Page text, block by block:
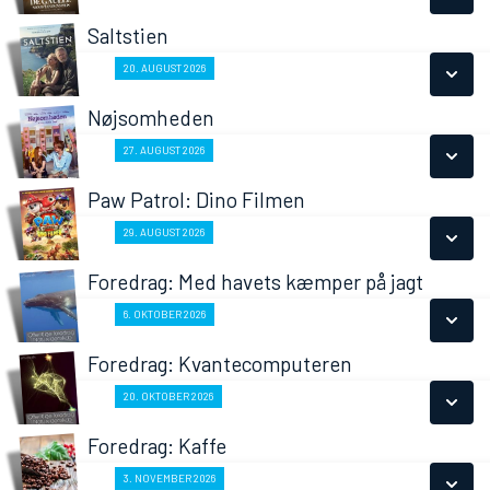
SE ALLE DAGE
Saltstien
20. AUGUST 2026
SE ALLE DAGE
Nøjsomheden
27. AUGUST 2026
SE ALLE DAGE
Paw Patrol: Dino Filmen
29. AUGUST 2026
SE ALLE DAGE
Foredrag: Med havets kæmper på jagt
6. OKTOBER 2026
SE ALLE DAGE
Foredrag: Kvantecomputeren
20. OKTOBER 2026
SE ALLE DAGE
Foredrag: Kaffe
3. NOVEMBER 2026